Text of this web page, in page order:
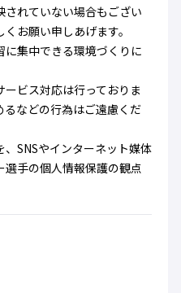
ガールズU-18
レディース
れていない場合もござい
お願い申しあげます。
に集中できる環境づくりに
ービス対応は行っておりま
などの行為はご遠慮くだ
、SNSやインターネット媒体
選手の個人情報保護の観点